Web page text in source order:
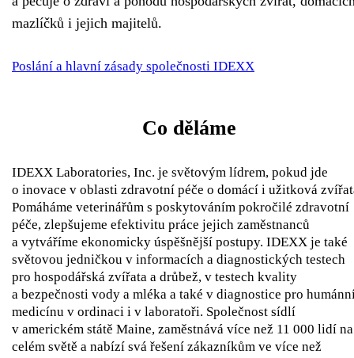
mazlíčků i jejich majitelů.
Poslání a hlavní zásady společnosti IDEXX
Co děláme
IDEXX Laboratories, Inc. je světovým lídrem, pokud jde
o inovace v oblasti zdravotní péče o domácí i užitková
Pomáháme veterinářům s poskytováním pokročilé zdravotní
péče, zlepšujeme efektivitu práce jejich zaměstnanců
a vytváříme ekonomicky úspěšnější postupy. IDEXX je také
světovou jedničkou v informacích a diagnostických testech
pro hospodářská zvířata a drůbež, v testech kvality
a bezpečnosti vody a mléka a také v diagnostice pro
medicínu v ordinaci i v laboratoři. Společnost sídlí
v americkém státě Maine, zaměstnává více než 11 000 lidí na
celém světě a nabízí svá řešení zákazníkům ve více než